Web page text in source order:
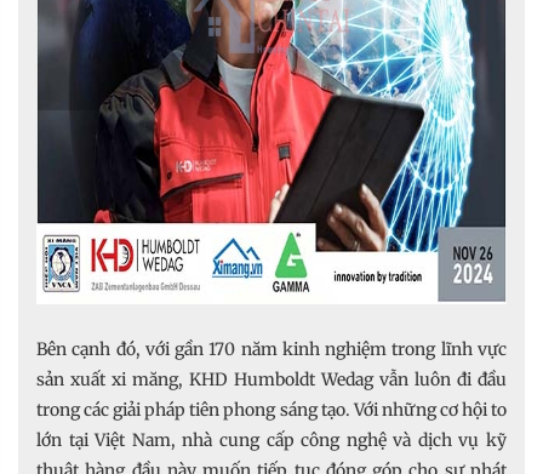
Bên cạnh đó, với gần 170 năm kinh nghiệm trong lĩnh vực
sản xuất xi măng, KHD Humboldt Wedag vẫn luôn đi đầu
trong các giải pháp tiên phong sáng tạo. Với những cơ hội to
lớn tại Việt Nam, nhà cung cấp công nghệ và dịch vụ kỹ